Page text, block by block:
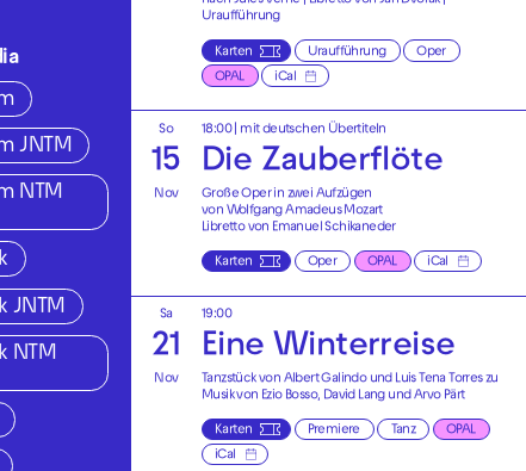
Uraufführung
Karten Uraufführung Oper
OPAL iCal
So
15
Nov
18:00| mit deutschen Übertiteln
Die Zauberflöte
Große Oper in zwei Aufzügen
von Wolfgang Amadeus Mozart
Libretto von Emanuel Schikaneder
Karten Oper OPAL iCal
Sa
21
Nov
19:00
Eine Winterreise
Tanzstück von Albert Galindo und Luis Tena Torres zu
Musik von Ezio Bosso, David Lang und Arvo Pärt
Karten Premiere Tanz OPAL
iCal
JNTM
NTM
JNTM
NTM